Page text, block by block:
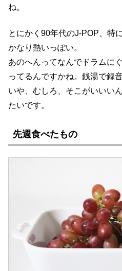
ね。
とにかく90年代のJ-POP、特
かなり熱いっぽい。
あのへんってなんでドラムに
ってるんですかね。銭湯で録
いや、むしろ、そこがいいい
たいです。
先週食べたもの